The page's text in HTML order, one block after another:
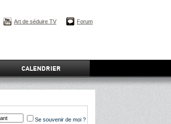
CALENDRIER
Art de séduire TV Forum
Se souvenir de moi ?